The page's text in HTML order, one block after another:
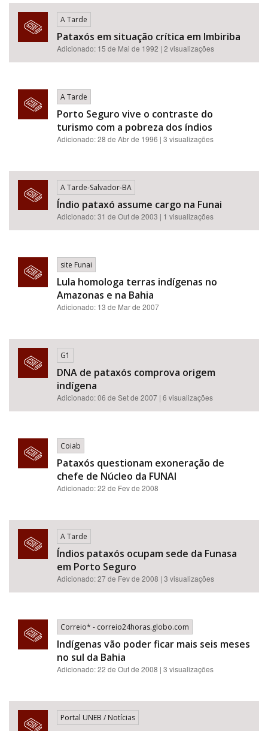
A Tarde
Pataxós em situação crítica em Imbiriba
Adicionado: 15 de Mai de 1992 | 2 visualizações
A Tarde
Porto Seguro vive o contraste do
turismo com a pobreza dos índios
Adicionado: 28 de Abr de 1996 | 3 visualizações
A Tarde-Salvador-BA
Índio pataxó assume cargo na Funai
Adicionado: 31 de Out de 2003 | 1 visualizações
site Funai
Lula homologa terras indígenas no
Amazonas e na Bahia
Adicionado: 13 de Mar de 2007
G1
DNA de pataxós comprova origem
indígena
Adicionado: 06 de Set de 2007 | 6 visualizações
Coiab
Pataxós questionam exoneração de
chefe de Núcleo da FUNAI
Adicionado: 22 de Fev de 2008
A Tarde
Índios pataxós ocupam sede da Funasa
em Porto Seguro
Adicionado: 27 de Fev de 2008 | 3 visualizações
Correio* - correio24horas.globo.com
Indígenas vão poder ficar mais seis meses
no sul da Bahia
Adicionado: 22 de Out de 2008 | 3 visualizações
Portal UNEB / Notícias